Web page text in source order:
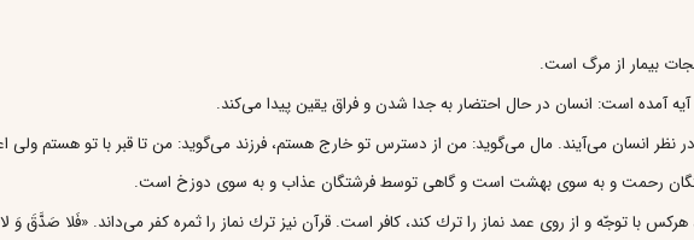
بيمار از مرگ است.
آمده است: انسان در حال احتضار به جدا شدن و فراق يقين پيدا مى‌كند.
انسان مى‌آيند. مال مى‌گويد: من از دسترس تو خارج هستم، فرزند مى‌گويد: من تا قبر با تو هستم ولى
رحمت و به سوى بهشت است و گاهى توسط فرشتگان عذاب و به سوى دوزخ است.